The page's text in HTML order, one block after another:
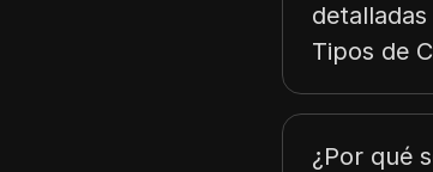
Tipos de
¿Por qué